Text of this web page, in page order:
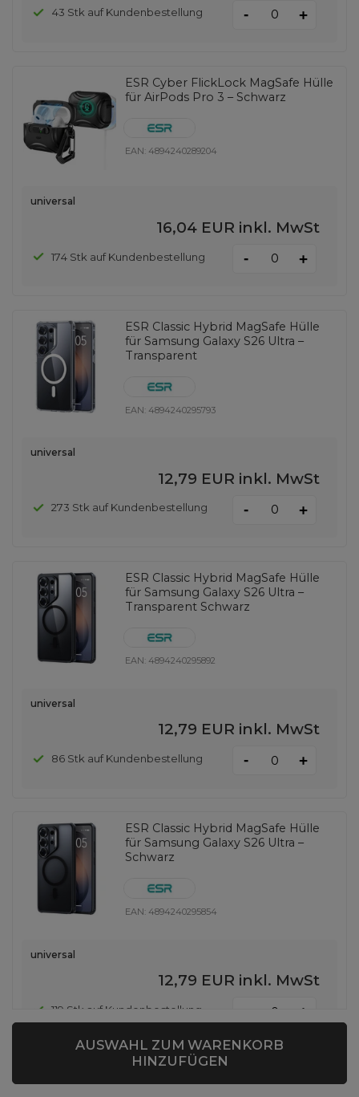
43 Stk auf Kundenbestellung - +
ESR Cyber ​​FlickLock MagSafe Hülle
für AirPods Pro 3 – Schwarz
EAN: 4894240289204
universal
16,04 EUR inkl. MwSt
174 Stk auf Kundenbestellung - +
ESR Classic Hybrid MagSafe Hülle
für Samsung Galaxy S26 Ultra –
Transparent
EAN: 4894240295793
universal
12,79 EUR inkl. MwSt
273 Stk auf Kundenbestellung - +
ESR Classic Hybrid MagSafe Hülle
für Samsung Galaxy S26 Ultra –
Transparent Schwarz
EAN: 4894240295892
universal
12,79 EUR inkl. MwSt
86 Stk auf Kundenbestellung - +
ESR Classic Hybrid MagSafe Hülle
für Samsung Galaxy S26 Ultra –
Schwarz
EAN: 4894240295854
universal
12,79 EUR inkl. MwSt
119 Stk auf Kundenbestellung +
AUSWAHL ZUM WARENKORB
HINZUFÜGEN